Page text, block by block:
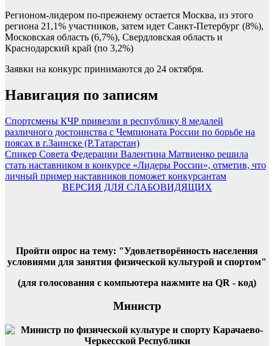
Регионом-лидером по-прежнему остается Москва, из этого
региона 21,1% участников, затем идет Санкт-Петербург (8%),
Московская область (6,7%), Свердловская область и
Краснодарский край (по 3,2%)
Заявки на конкурс принимаются до 24 октября.
Навигация по записям
Спортсмены КЧР привезли в республику 8 медалей
различного достоинства с Чемпионата России по борьбе на
поясах в г.Заинске (Р.Татарстан)
Спикер Совета Федерации Валентина Матвиенко решила
стать наставником в конкурсе «Лидеры России», отметив, что
личный пример наставников поможет конкурсантам
ВЕРСИЯ ДЛЯ СЛАБОВИДЯЩИХ
Пройти опрос на тему: "Удовлетворённость населения
условиями для занятия физической культурой и спортом"
(для голосования с компьютера нажмите на QR - код)
Министр